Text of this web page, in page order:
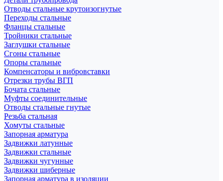
Отводы стальные крутоизогнутые
Переходы стальные
Фланцы стальные
Тройники стальные
Заглушки стальные
Сгоны стальные
Опоры стальные
Компенсаторы и вибровставки
Отрезки трубы ВГП
Бочата стальные
Муфты соединительные
Отводы стальные гнутые
Резьба стальная
Хомуты стальные
Запорная арматура
Задвижки латунные
Задвижки стальные
Задвижки чугунные
Задвижки шиберные
Запорная арматура в изоляции